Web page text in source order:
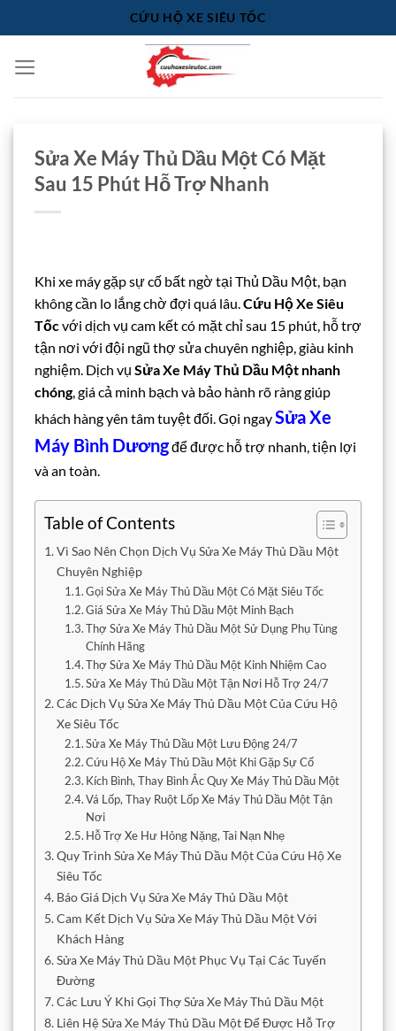
qua
dung
CỨU HỘ XE SIÊU TỐC
Sửa Xe Máy Thủ Dầu Một Có Mặt
Sau 15 Phút Hỗ Trợ Nhanh
Khi xe máy gặp sự cố bất ngờ tại Thủ Dầu Một, bạn
không cần lo lắng chờ đợi quá lâu.Cứu Hộ Xe Siêu
Tốcvới dịch vụ cam kết có mặt chỉ sau 15 phút, hỗ trợ
tận nơi với đội ngũ thợ sửa chuyên nghiệp, giàu kinh
nghiệm. Dịch vụ Sửa Xe Máy Thủ Dầu Một nhanh
chóng, giá cả minh bạch và bảo hành rõ ràng giúp
khách hàng yên tâm tuyệt đối. Gọi ngaySửa Xe
Máy Bình Dươngđể được hỗ trợ nhanh, tiện lợi
và an toàn.
Table of Contents
Vì Sao Nên Chọn Dịch Vụ Sửa Xe Máy Thủ Dầu Một
Chuyên Nghiệp
Gọi Sửa Xe Máy Thủ Dầu Một Có Mặt Siêu Tốc
Giá Sửa Xe Máy Thủ Dầu Một Minh Bạch
Thợ Sửa Xe Máy Thủ Dầu Một Sử Dụng Phụ Tùng
Chính Hãng
Thợ Sửa Xe Máy Thủ Dầu Một Kinh Nhiệm Cao
Sửa Xe Máy Thủ Dầu Một Tận Nơi Hỗ Trợ 24/7
Các Dịch Vụ Sửa Xe Máy Thủ Dầu Một Của Cứu Hộ
Xe Siêu Tốc
Sửa Xe Máy Thủ Dầu Một Lưu Động 24/7
Cứu Hộ Xe Máy Thủ Dầu Một Khi Gặp Sự Cố
Kích Bình, Thay Bình Ắc Quy Xe Máy Thủ Dầu Một
Vá Lốp, Thay Ruột Lốp Xe Máy Thủ Dầu Một Tận
Nơi
Hỗ Trợ Xe Hư Hỏng Nặng, Tai Nạn Nhẹ
Quy Trình Sửa Xe Máy Thủ Dầu Một Của Cứu Hộ Xe
Siêu Tốc
Báo Giá Dịch Vụ Sửa Xe Máy Thủ Dầu Một
Cam Kết Dịch Vụ Sửa Xe Máy Thủ Dầu Một Với
Khách Hàng
Sửa Xe Máy Thủ Dầu Một Phục Vụ Tại Các Tuyến
Đường
Các Lưu Ý Khi Gọi Thợ Sửa Xe Máy Thủ Dầu Một
Liên Hệ Sửa Xe Máy Thủ Dầu Một Để Được Hỗ Trợ